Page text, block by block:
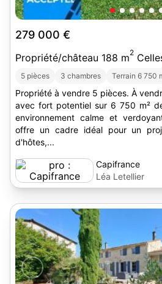
279 000 €
Propriété/château 188 m2
5 pièces 3 chambres Terrain 6 750
Propriété à vendre 5 pièces. À
avec fort potentiel sur 6 750 m² de terrain
environnement calme et
offre un cadre idéal pour un
d'hôtes,...
Capifrance
Léa Letellier